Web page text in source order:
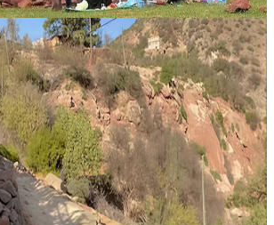
ma nuove date arriveranno presto.
Hike and Yoga, questo ritiro di una
amici Youssef e Pauline, che
osp...